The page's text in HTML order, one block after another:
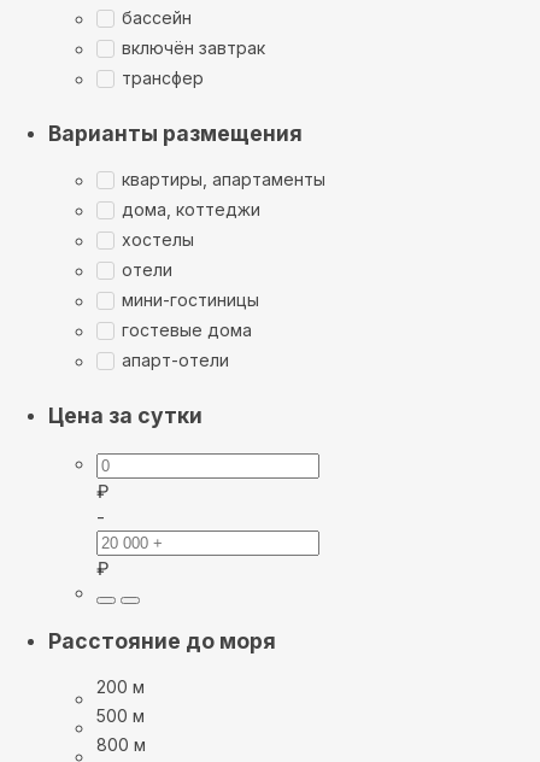
бассейн
включён завтрак
трансфер
Варианты размещения
квартиры, апартаменты
дома, коттеджи
хостелы
отели
мини-гостиницы
гостевые дома
апарт-отели
Цена за сутки
₽
-
₽
Расстояние до моря
200 м
500 м
800 м